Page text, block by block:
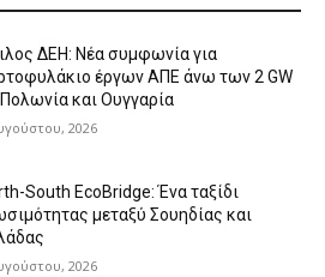
ΔΕΗ: Νέα συμφωνία για
έργων ΑΠΕ άνω των 2 GW
και Ουγγαρία
2026
South EcoBridge: Ένα ταξίδι
μεταξύ Σουηδίας και
2026